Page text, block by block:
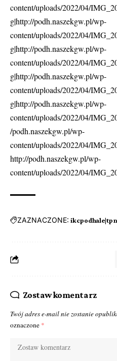
content/uploads/2022/04/
g|http://podh.naszekgw.pl/wp-
content/uploads/2022/04/
g|http://podh.naszekgw.pl/wp-
content/uploads/2022/04/
g|http://podh.naszekgw.pl/wp-
content/uploads/2022/04/
g|http://podh.naszekgw.pl/wp-
content/uploads/2022/04/
/podh.naszekgw.pl/wp-
content/uploads/2022/04/
http://podh.naszekgw.pl/wp-
content/uploads/2022/04/
ZAZNACZONE:
Zostaw komentarz
Twój adres e-mail nie zostanie
oznaczone *